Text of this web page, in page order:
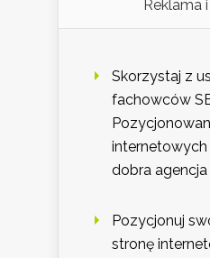
Reklama
Skorzystaj z
fachowców
internetowych
dobra agencja
Pozycjonuj
stronę